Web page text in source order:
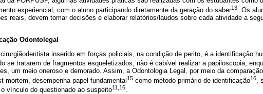
experiencial, com o aluno participando diretamente da geração do saber13
. Os
reais, devem tomar decisões e elaborar relatórios/laudos sobre cada atividade a
Odontolegal
inserido em forças policiais, na condição de perito, é a identificação
se tratarem de fragmentos esqueletizados, não é cabível realizar a papiloscopia,
um meio oneroso e demorado. Assim, a Odontologia Legal, por meio da
mortem, desempenha papel fundamental15 como método primário de identificação16
,
vínculo do questionado ao suspeito11,16